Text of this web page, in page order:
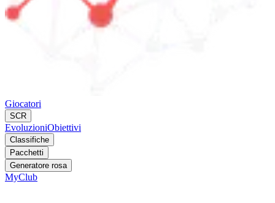
Giocatori
SCR
EvoluzioniObiettivi
Classifiche
Pacchetti
Generatore rosa
MyClub